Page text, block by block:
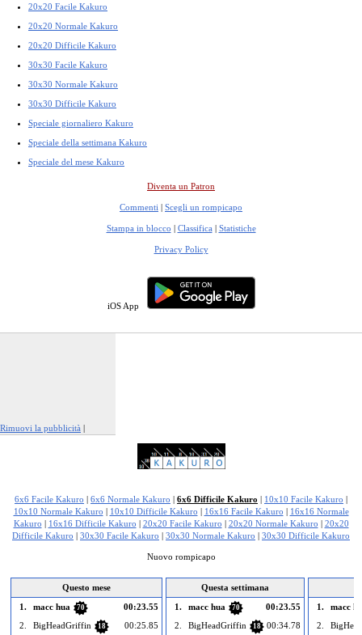
20x20 Facile Kakuro
20x20 Normale Kakuro
20x20 Difficile Kakuro
30x30 Facile Kakuro
30x30 Normale Kakuro
30x30 Difficile Kakuro
Speciale giornaliero Kakuro
Speciale della settimana Kakuro
Speciale del mese Kakuro
Diventa un Patron
Commenti | Scegli un rompicapo
Stampa in blocco | Classifica | Statistiche
Privacy Policy
iOS App
Rimuovi la pubblicità |
6x6 Facile Kakuro 6x6 Normale Kakuro 6x6 Difficile Kakuro 10x10 Facile Kakuro
10x10 Normale Kakuro
10x10 Difficile Kakuro 16x16 Facile Kakuro
16x16 Normale
Kakuro
16x16 Difficile Kakuro 20x20 Facile Kakuro 20x20 Normale Kakuro
20x20
Difficile Kakuro
30x30 Facile Kakuro 30x30 Normale Kakuro 30x30 Difficile Kakuro
Nuovo rompicapo
Questo mese
1.
macc hua 70
00:23.55
2.
BigHeadGriffin 18
00:25.85
Questa settimana
1.
macc hua 70
00:23.55
2.
BigHeadGriffin 18
00:34.78
1.
macc
2.